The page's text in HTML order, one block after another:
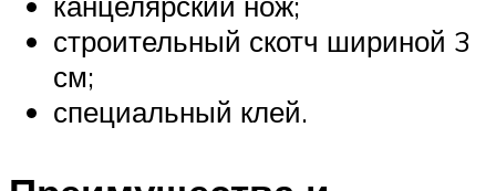
строительный скотч шириной 3
см;
специальный клей.